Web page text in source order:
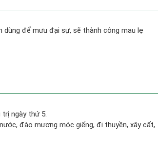
dùng để mưu đại sự, sẽ thành công mau lẹ
trị ngày thứ 5.
đào mương móc giếng, đi thuyền, xây cất,